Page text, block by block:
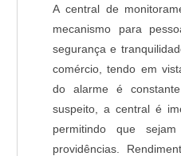
A central de
mecanismo para
segurança e
comércio, tendo em
do alarme é
suspeito, a central é
permitindo que
providências.